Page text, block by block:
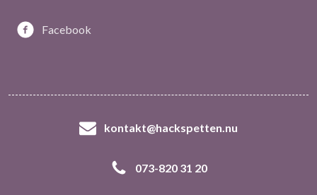
Facebook
kontakt@hackspetten.nu
073-820 31 20